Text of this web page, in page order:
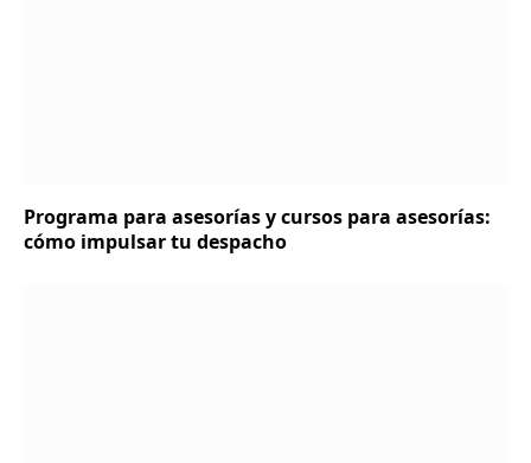
Programa para asesorías y cursos para asesorías:
cómo impulsar tu despacho